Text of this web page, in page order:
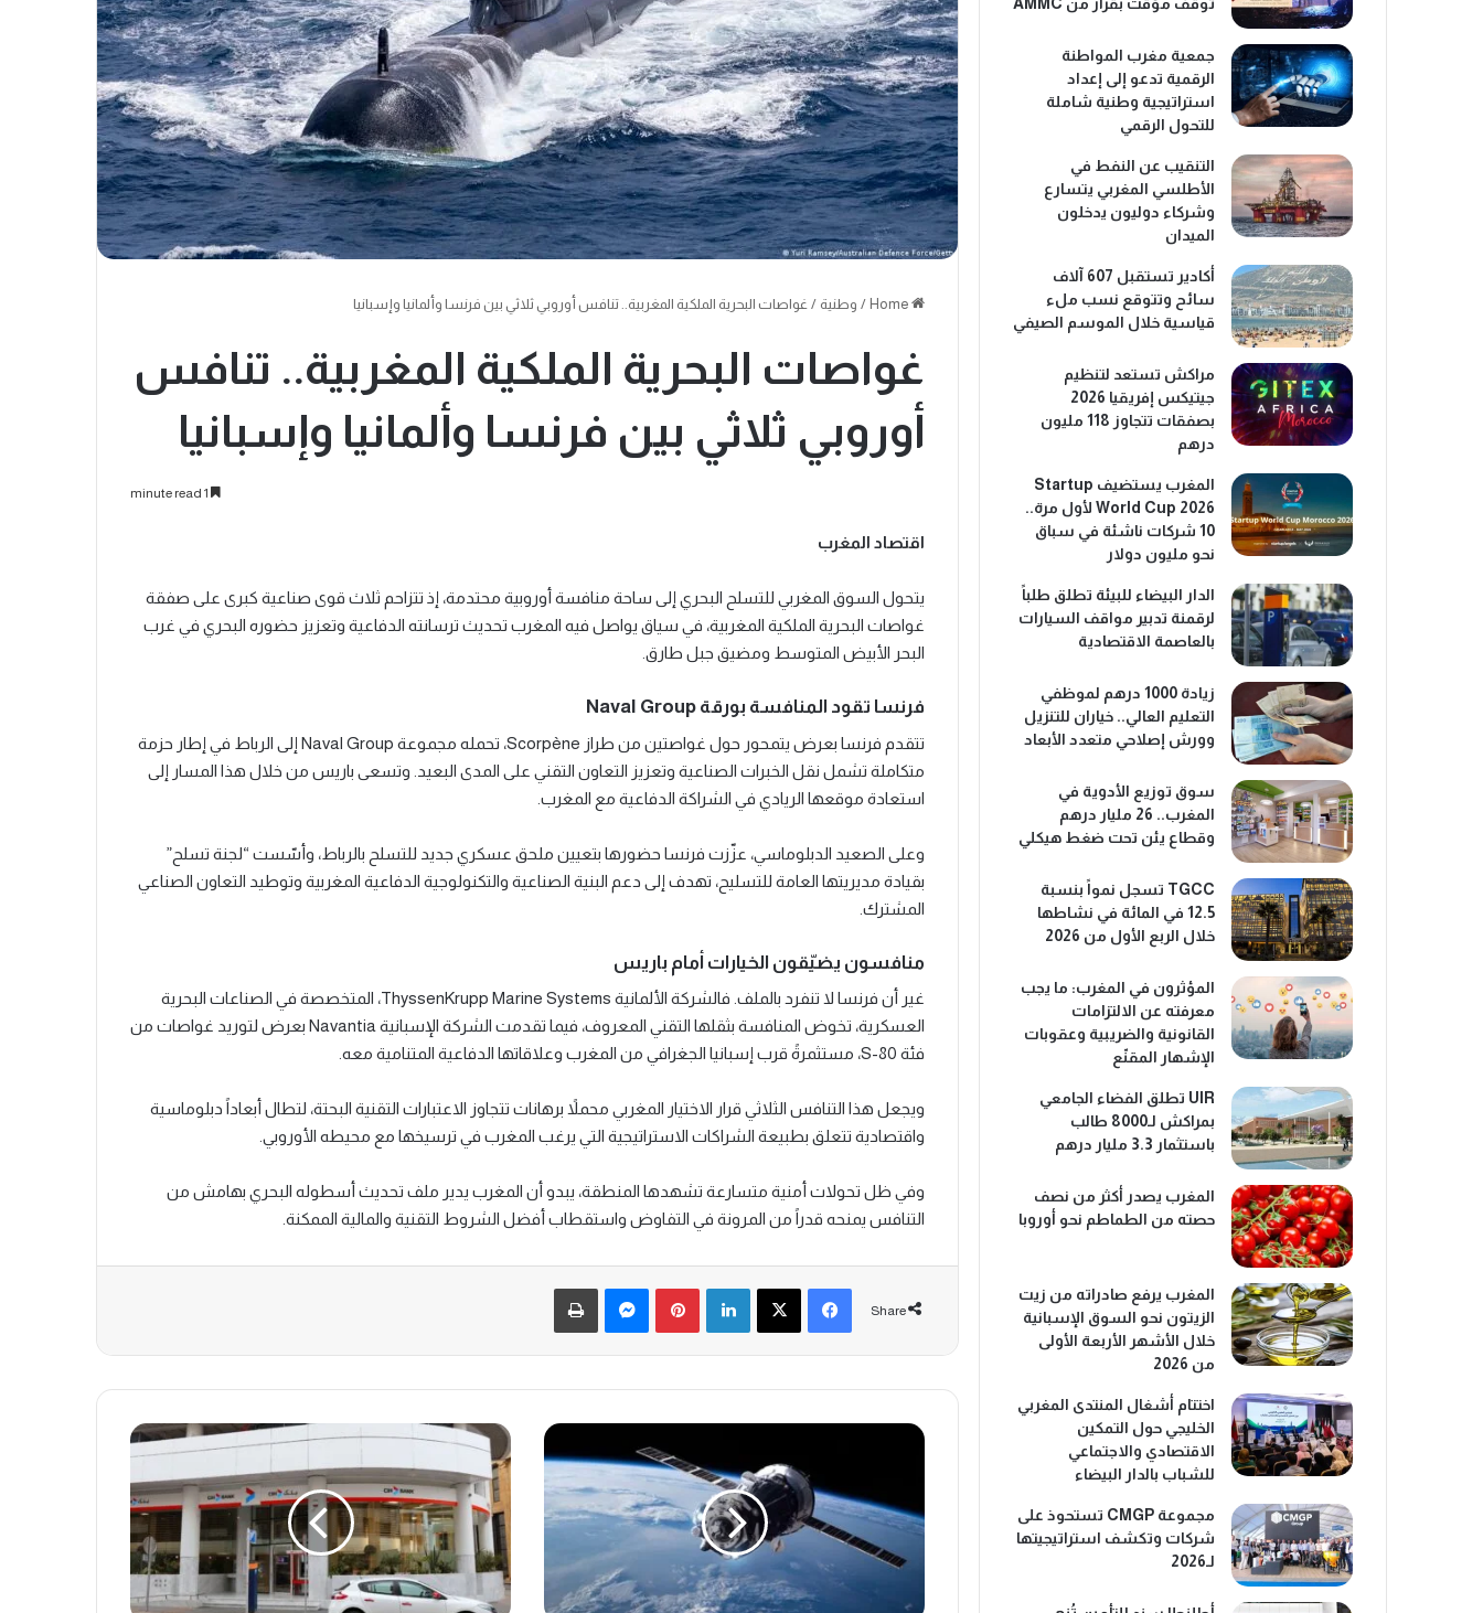
/ وطنية / غواصات البحرية الملكية المغربية.. تنافس أوروبي ثلاثي بين فرنسا وألمانيا وإسبانيا
غواصات البحرية الملكية المغربية.. تنافس
أوروبي ثلاثي بين فرنسا وألمانيا وإسبانيا
اقتصاد المغرب
يتحول السوق المغربي للتسلح البحري إلى ساحة منافسة أوروبية محتدمة، إذ تتزاحم ثلاث قوى صناعية كبرى على صفقة
غواصات البحرية الملكية المغربية، في سياق يواصل فيه المغرب تحديث ترسانته الدفاعية وتعزيز حضوره البحري في غرب
البحر الأبيض المتوسط ومضيق جبل طارق.
فرنسا تقود المنافسة بورقة Naval Group
تتقدم فرنسا بعرض يتمحور حول غواصتين من طراز Scorpène، تحمله مجموعة Naval Group إلى الرباط في إطار حزمة
متكاملة تشمل نقل الخبرات الصناعية وتعزيز التعاون التقني على المدى البعيد. وتسعى باريس من خلال هذا المسار إلى
استعادة موقعها الريادي في الشراكة الدفاعية مع المغرب.
وعلى الصعيد الدبلوماسي، عزّزت فرنسا حضورها بتعيين ملحق عسكري جديد للتسلح بالرباط، وأسّست “لجنة تسلح”
بقيادة مديريتها العامة للتسليح، تهدف إلى دعم البنية الصناعية والتكنولوجية الدفاعية المغربية وتوطيد التعاون الصناعي
المشترك.
منافسون يضيّقون الخيارات أمام باريس
غير أن فرنسا لا تنفرد بالملف. فالشركة الألمانية ThyssenKrupp Marine Systems، المتخصصة في الصناعات البحرية
العسكرية، تخوض المنافسة بثقلها التقني المعروف، فيما تقدمت الشركة الإسبانية Navantia بعرض لتوريد غواصات من
فئة S-80، مستثمرةً قرب إسبانيا الجغرافي من المغرب وعلاقاتها الدفاعية المتنامية معه.
ويجعل هذا التنافس الثلاثي قرار الاختيار المغربي محملاً برهانات تتجاوز الاعتبارات التقنية البحتة، لتطال أبعاداً دبلوماسية
واقتصادية تتعلق بطبيعة الشراكات الاستراتيجية التي يرغب المغرب في ترسيخها مع محيطه الأوروبي.
وفي ظل تحولات أمنية متسارعة تشهدها المنطقة، يبدو أن المغرب يدير ملف تحديث أسطوله البحري بهامش من
التنافس يمنحه قدراً من المرونة في التفاوض واستقطاب أفضل الشروط التقنية والمالية الممكنة.
Share
Facebook
X
LinkedIn
Pinterest
Messenger
Print
المغرب
قمرين
صناعيين
إسرائيليين
مجموعة
CIH
Bank
تُنهي
2025
بناتج
صافٍ
يتجاوز
جمعية مغرب المواطنة
الرقمية تدعو إلى إعداد
استراتيجية وطنية شاملة
للتحول الرقمي
التنقيب عن النفط في
الأطلسي المغربي يتسارع
وشركاء دوليون يدخلون
الميدان
أكادير تستقبل 607 آلاف
سائح وتتوقع نسب ملء
قياسية خلال الموسم الصيفي
مراكش تستعد لتنظيم
جيتيكس إفريقيا 2026
بصفقات تتجاوز 118 مليون
درهم
المغرب يستضيف Startup
World Cup 2026 لأول مرة..
10 شركات ناشئة في سباق
نحو مليون دولار
الدار البيضاء للبيئة تطلق طلباً
لرقمنة تدبير مواقف السيارات
بالعاصمة الاقتصادية
زيادة 1000 درهم لموظفي
التعليم العالي.. خياران للتنزيل
وورش إصلاحي متعدد الأبعاد
سوق توزيع الأدوية في
المغرب.. 26 مليار درهم
وقطاع يئن تحت ضغط هيكلي
TGCC تسجل نمواً بنسبة
12.5 في المائة في نشاطها
خلال الربع الأول من 2026
المؤثرون في المغرب: ما يجب
معرفته عن الالتزامات
القانونية والضريبية وعقوبات
الإشهار المقنّع
UIR تطلق الفضاء الجامعي
بمراكش لـ8000 طالب
باستثمار 3.3 مليار درهم
المغرب يصدر أكثر من نصف
حصته من الطماطم نحو أوروبا
المغرب يرفع صادراته من زيت
الزيتون نحو السوق الإسبانية
خلال الأشهر الأربعة الأولى
من 2026
اختتام أشغال المنتدى المغربي
الخليجي حول التمكين
الاقتصادي والاجتماعي
للشباب بالدار البيضاء
مجموعة CMGP تستحوذ على
شركات وتكشف استراتيجيتها
لـ2026